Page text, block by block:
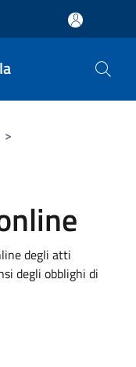
>
degli atti
degli obblighi di